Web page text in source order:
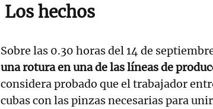
Los hechos
Sobre las 0.30 horas del 14 de
una rotura en una de las líneas de
considera probado que el trabajador
cubas con las pinzas necesarias para